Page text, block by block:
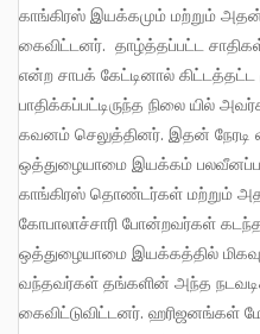
காங்கிரஸ் இயக்கமும் மற்றும்
கைவிட்டனர். தாழ்த்தப்பட்ட
என்ற சாபக் கேட்டினால் கிட்டத்தட்ட
பாதிக்கப்பட்டிருந்த நிலை யில்
கவனம் செலுத்தினர். இதன் நேரடி
ஒத்துழையாமை இயக்கம்
காங்கிரஸ் தொண்டர்கள் மற்றும்
கோபாலாச்சாரி போன்றவர்கள் கடந்த
ஒத்துழையாமை இயக்கத்தில்
வந்தவர்கள் தங்களின் அந்த
கைவிட்டுவிட்டனர். ஹரிஜனங்கள்